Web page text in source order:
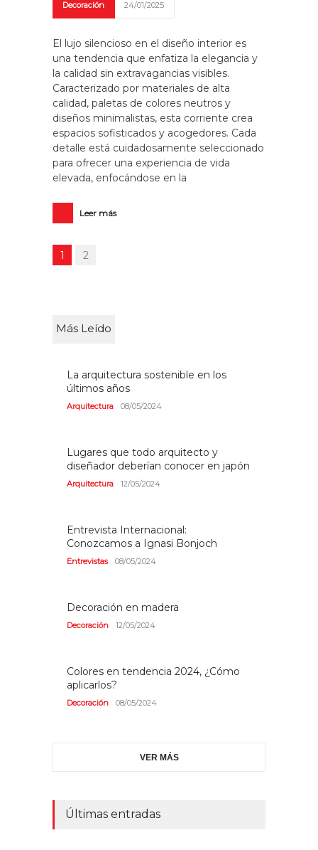
Decoración 24/01/2025
El lujo silencioso en el diseño interior es
una tendencia que enfatiza la elegancia y
la calidad sin extravagancias visibles.
Caracterizado por materiales de alta
calidad, paletas de colores neutros y
diseños minimalistas, esta corriente crea
espacios sofisticados y acogedores. Cada
detalle está cuidadosamente seleccionado
para ofrecer una experiencia de vida
elevada, enfocándose en la
Leer más
1 2
Más Leído
La arquitectura sostenible en los
últimos años
Arquitectura 08/05/2024
Lugares que todo arquitecto y
diseñador deberían conocer en japón
Arquitectura 12/05/2024
Entrevista Internacional:
Conozcamos a Ignasi Bonjoch
Entrevistas 08/05/2024
Decoración en madera
Decoración 12/05/2024
Colores en tendencia 2024, ¿Cómo
aplicarlos?
Decoración 08/05/2024
VER MÁS
Últimas entradas